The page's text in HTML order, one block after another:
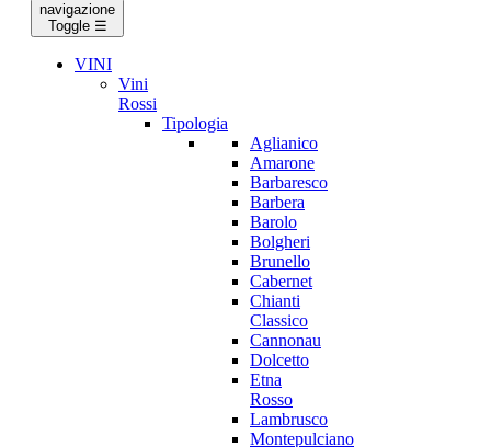
navigazione
Toggle☰
VINI
Vini
Rossi
Tipologia
Aglianico
Amarone
Barbaresco
Barbera
Barolo
Bolgheri
Brunello
Cabernet
Chianti
Classico
Cannonau
Dolcetto
Etna
Rosso
Lambrusco
Montepulciano